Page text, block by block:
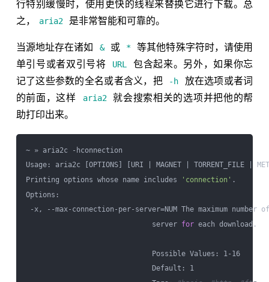
行特别缓慢时，使用更快的线程来替换它进行下载。总
之，
aria2 是非常智能和可靠的。
当源地址存在诸如 & 或 *
等其他特殊字符时，请使用
单引号或者双引号将
URL
包含起来。另外，如果你忘
记了这些参数的全名或者含义，把
-h
放在选项或者词
的前面，这样
aria2
就会搜索相关的选项并把他的帮
助打印出来。
~ » aria2c -hconnection
Usage: aria2c [OPTIONS] [URI | MAGNET | TORRENT_FILE |
Printing options whose name includes
'connection' .
Options:
-x, --max-connection-per-server=NUM The maximum number
server for each download.
Possible Values: 1-16
Default: 1